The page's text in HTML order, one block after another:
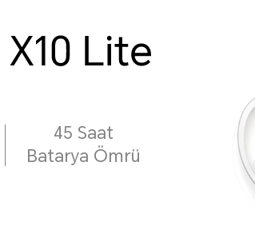
45 Saat
Batarya Ömrü